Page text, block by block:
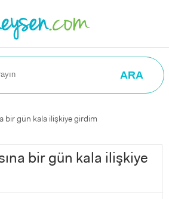
ARA
bir gün kala ilişkiye girdim
bir gün kala ilişkiye